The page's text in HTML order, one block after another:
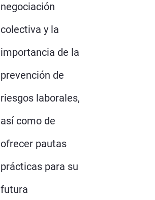
negociación
colectiva y la
importancia de la
prevención de
riesgos laborales,
así como de
ofrecer pautas
prácticas para su
futura